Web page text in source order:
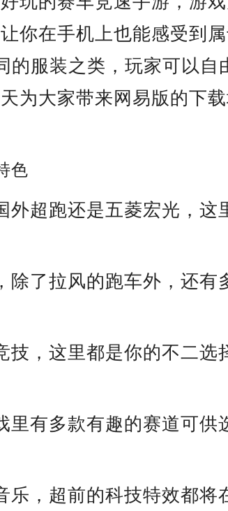
你在手机上也能感受到属
的服装之类，玩家可以自
为大家带来网易版的下
色
外超跑还是五菱宏光，这
除了拉风的跑车外，还有
技，这里都是你的不二选
里有多款有趣的赛道可供
乐，超前的科技特效都将